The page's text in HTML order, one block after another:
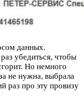
данных.
убедиться, чтобы
Но немного
не нужна, выбрала
раз про эту провизу